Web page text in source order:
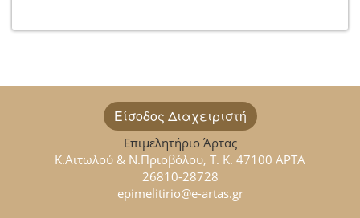
Είσοδος Διαχειριστή
Επιμελητήριο Άρτας
Κ.Αιτωλού & Ν.Πριοβόλου, Τ. Κ. 47100 ΑΡΤΑ
26810-28728
epimelitirio@e-artas.gr